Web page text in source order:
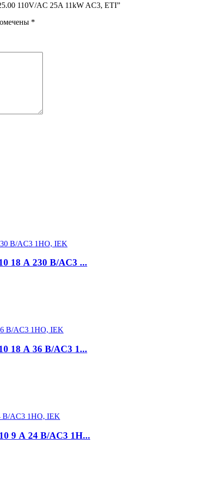
110V/AC 25A 11kW AC3, ETI”
*
18 А 230 В/AC3 ...
18 А 36 В/AC3 1...
9 А 24 В/AC3 1Н...